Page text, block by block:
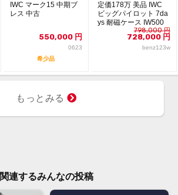
IWC マーク15 中期ブ
レス 中古
550,000 円
0623
希少品
定価178万 美品 IWC
ビッグパイロット 7da
ys 耐磁ケース IW500
798,000 円
728,000 円
benz123w
もっとみる
関連するみんなの投稿